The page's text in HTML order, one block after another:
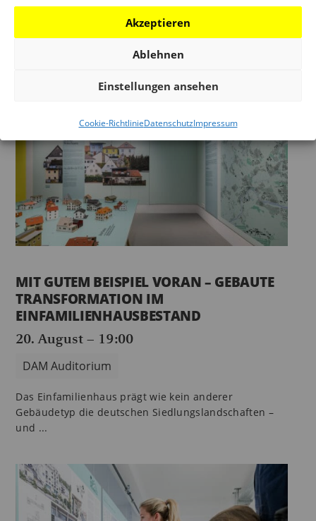
Akzeptieren
Ablehnen
Einstellungen ansehen
Cookie-RichtlinieDatenschutzImpressum
Ausstellung TOO HOT.
MIT GUTEM BEISPIEL VORAN – GEBAUTE
TRANSFORMATION IM
EINFAMILIENHAUSBESTAND
20. August – 19:00
DAM Auditorium
Das Einfamilienhaus prägt wie kein anderer
Gebäudetyp die deutschen Siedlungslandschaften –
und ...